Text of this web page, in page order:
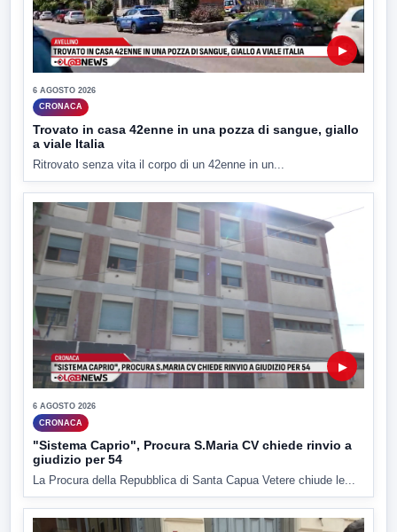
▶
6 AGOSTO 2026
CRONACA
Trovato in casa 42enne in una pozza di sangue, giallo
a viale Italia
Ritrovato senza vita il corpo di un 42enne in un...
▶
6 AGOSTO 2026
CRONACA
"Sistema Caprio", Procura S.Maria CV chiede rinvio a
giudizio per 54
La Procura della Repubblica di Santa Capua Vetere chiude le...